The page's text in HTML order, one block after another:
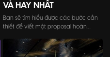
VÀ HAY NHẤT
Bạn sẽ tìm hiểu được các bước cần
thiết để viết một proposal hoàn
cần chú ý để tạo ấn tượng với khách
hàng.